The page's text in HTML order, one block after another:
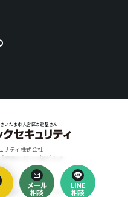
メール
相談
LINE
相談
いたま市大宮区の鍵屋さん
リティ株式会社
門町3-22-3三協ビル1F
by
ノ・クリエイティブ・アーツ